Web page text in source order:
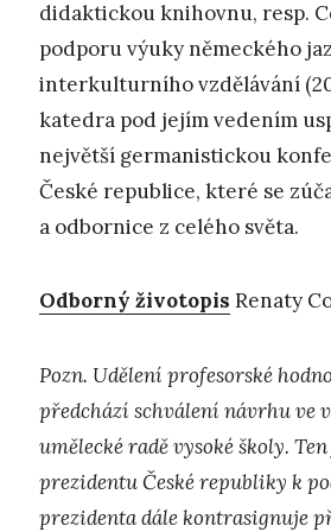
didaktickou knihovnu, resp.
podporu výuky německého
interkulturního vzdělávání
katedra pod jejím vedením
největší germanistickou
České republice, které se
a odbornice z celého světa.
Odborný životopis Renaty
Pozn. Udělení profesorské
předchází schválení návrhu ve
umělecké radě vysoké školy.
prezidentu České republiky k
prezidenta dále kontrasignuje